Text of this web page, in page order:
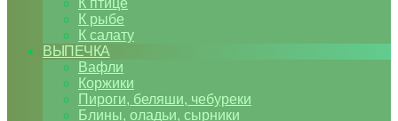
К птице
К рыбе
К салату
ВЫПЕЧКА
Вафли
Коржики
Пироги, беляши, чебуреки
Блины, оладьи, сырники